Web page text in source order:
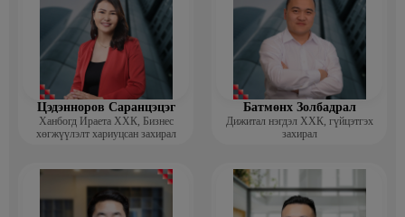
Цэдэнноров Саранцэцэг
Ханбогд Ираета ХХК, Бизнес
хөгжүүлэлт хариуцсан захирал
Батмөнх Золбадрал
Дижитал нэгдэл ХХК, гүйцэтгэх
захирал